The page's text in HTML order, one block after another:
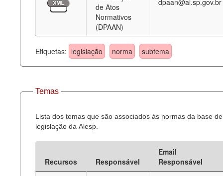
de Atos
Normativos
(DPAAN)
Etiquetas: legislação norma subtema
Temas
Lista dos temas que são associados às normas da base de
legislação da Alesp.
Recursos Responsável
Email
Responsável